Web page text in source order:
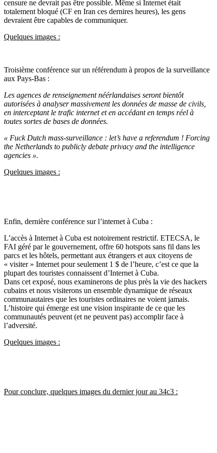
censure ne devrait pas être possible. Même si Internet était
totalement bloqué (CF en Iran ces dernires heures), les gens
devraient être capables de communiquer.
Quelques images :
Troisième conférence sur un référendum à propos de la surveillance
aux Pays-Bas :
Les agences de renseignement néérlandaises seront bientôt
autorisées à analyser massivement les données de masse de civils,
en interceptant le trafic internet et en accédant en temps réel à
toutes sortes de bases de données.
« Fuck Dutch mass-surveillance : let’s have a referendum ! Forcing
the Netherlands to publicly debate privacy and the intelligence
agencies ».
Quelques images :
Enfin, dernière conférence sur l’internet à Cuba :
L’accès à Internet à Cuba est notoirement restrictif. ETECSA, le
FAI géré par le gouvernement, offre 60 hotspots sans fil dans les
parcs et les hôtels, permettant aux étrangers et aux citoyens de
« visiter » Internet pour seulement 1 $ de l’heure, c’est ce que la
plupart des touristes connaissent d’Internet à Cuba.
Dans cet exposé, nous examinerons de plus près la vie des hackers
cubains et nous visiterons un ensemble dynamique de réseaux
communautaires que les touristes ordinaires ne voient jamais.
L’histoire qui émerge est une vision inspirante de ce que les
communautés peuvent (et ne peuvent pas) accomplir face à
l’adversité.
Quelques images :
Pour conclure, quelques images du dernier jour au 34c3 :